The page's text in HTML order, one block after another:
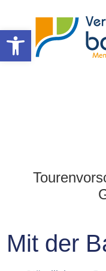
Mit der